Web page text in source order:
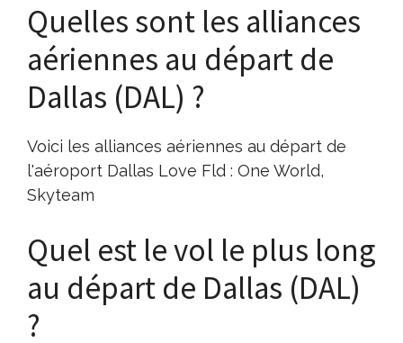
Quelles sont les alliances
aériennes au départ de
Dallas (DAL) ?
Voici les alliances aériennes au départ de
l'aéroport Dallas Love Fld : One World,
Skyteam
Quel est le vol le plus long
au départ de Dallas (DAL)
?